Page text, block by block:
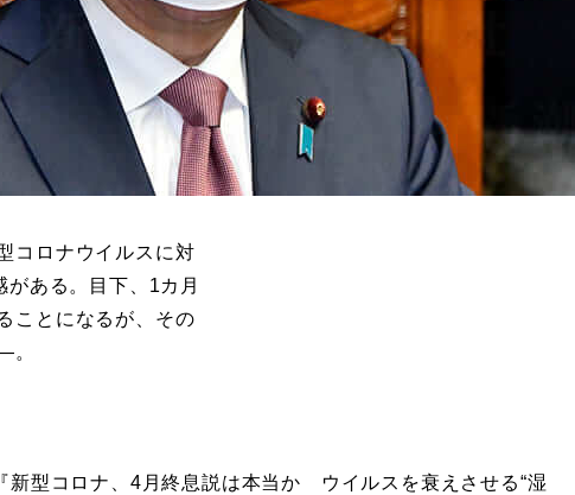
コロナウイルスに対
がある。目下、1カ月
ことになるが、その
。
型コロナ、4月終息説は本当か ウイルスを衰えさせる“湿